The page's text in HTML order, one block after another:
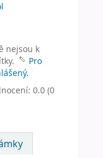
nejsou k
Pro
0.0 (0